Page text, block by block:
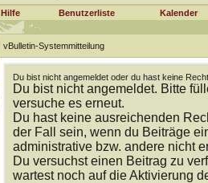
Hilfe Benutzerliste Kalender
vBulletin-Systemmitteilung
Du bist nicht angemeldet oder du hast keine
Du bist nicht angemeldet. Bitte
versuche es erneut.
Du hast keine ausreichenden
der Fall sein, wenn du Beiträge
administrative bzw. andere nicht
Du versuchst einen Beitrag zu
wartest noch auf die Aktivierung